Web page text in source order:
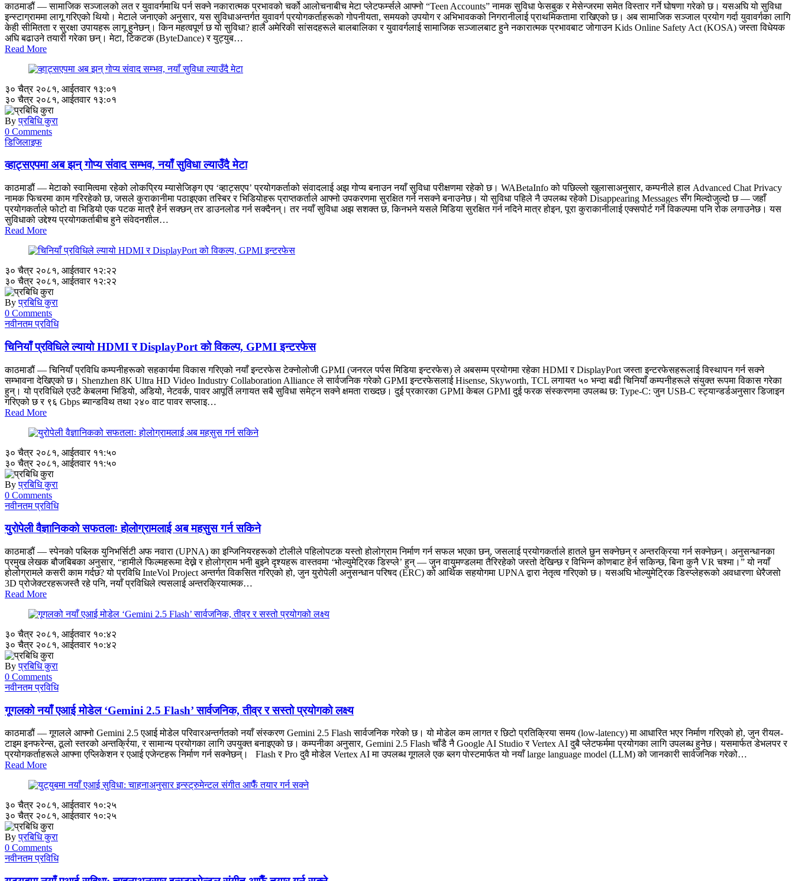
काठमाडौं — सामाजिक सञ्जालको लत र युवावर्गमाथि पर्न सक्ने नकारात्मक प्रभावको चर्को आलोचनाबीच मेटा प्लेटफर्म्सले आफ्नो “Teen Accounts” नामक सुविधा फेसबुक र मेसेन्जरमा समेत विस्तार गर्ने घोषणा गरेको छ। यसअघि यो सुविधा
इन्स्टाग्राममा लागू गरिएको थियो। मेटाले जनाएको अनुसार, यस सुविधाअन्तर्गत युवावर्ग प्रयोगकर्ताहरूको गोपनीयता, समयको उपयोग र अभिभावकको निगरानीलाई प्राथमिकतामा राखिएको छ। अब सामाजिक सञ्जाल प्रयोग गर्दा युवावर्गका लागि
केही सीमितता र सुरक्षा उपायहरू लागू हुनेछन्। किन महत्वपूर्ण छ यो सुविधा? हालै अमेरिकी सांसदहरूले बालबालिका र युवावर्गलाई सामाजिक सञ्जालबाट हुने नकारात्मक प्रभावबाट जोगाउन Kids Online Safety Act (KOSA) जस्ता विधेयक
अघि बढाउने तयारी गरेका छन्। मेटा, टिकटक (ByteDance) र युट्युब…
Read More
३० चैत्र २०८१, आईतवार १३:०१
३० चैत्र २०८१, आईतवार १३:०१
Byप्रबिधि कुरा
0 Comments
डिजिलाइफ
व्हाट्सएपमा अब झन् गोप्य संवाद सम्भव, नयाँ सुविधा ल्याउँदै मेटा
काठमाडौं — मेटाको स्वामित्वमा रहेको लोकप्रिय म्यासेजिङ्ग एप ‘व्हाट्सएप’ प्रयोगकर्ताको संवादलाई अझ गोप्य बनाउन नयाँ सुविधा परीक्षणमा रहेको छ। WABetaInfo को पछिल्लो खुलासाअनुसार, कम्पनीले हाल Advanced Chat Privacy
नामक फिचरमा काम गरिरहेको छ, जसले कुराकानीमा पठाइएका तस्बिर र भिडियोहरू प्राप्तकर्ताले आफ्नो उपकरणमा सुरक्षित गर्न नसक्ने बनाउनेछ। यो सुविधा पहिले नै उपलब्ध रहेको Disappearing Messages सँग मिल्दोजुल्दो छ — जहाँ
प्रयोगकर्ताले फोटो वा भिडियो एक पटक मात्रै हेर्न सक्छन् तर डाउनलोड गर्न सक्दैनन्। तर नयाँ सुविधा अझ सशक्त छ, किनभने यसले मिडिया सुरक्षित गर्न नदिने मात्र होइन, पूरा कुराकानीलाई एक्सपोर्ट गर्ने विकल्पमा पनि रोक लगाउनेछ। यस
सुविधाको उद्देश्य प्रयोगकर्ताबीच हुने संवेदनशील…
Read More
३० चैत्र २०८१, आईतवार १२:२२
३० चैत्र २०८१, आईतवार १२:२२
Byप्रबिधि कुरा
0 Comments
नवीनतम प्रविधि
चिनियाँ प्रविधिले ल्यायो HDMI र DisplayPort को विकल्प, GPMI इन्टरफेस
काठमाडौं — चिनियाँ प्रविधि कम्पनीहरूको सहकार्यमा विकास गरिएको नयाँ इन्टरफेस टेक्नोलोजी GPMI (जनरल पर्पस मिडिया इन्टरफेस) ले अबसम्म प्रयोगमा रहेका HDMI र DisplayPort जस्ता इन्टरफेसहरूलाई विस्थापन गर्न सक्ने
सम्भावना देखिएको छ। Shenzhen 8K Ultra HD Video Industry Collaboration Alliance ले सार्वजनिक गरेको GPMI इन्टरफेसलाई Hisense, Skyworth, TCL लगायत ५० भन्दा बढी चिनियाँ कम्पनीहरूले संयुक्त रूपमा विकास गरेका
हुन्। यो प्रविधिले एउटै केबलमा भिडियो, अडियो, नेटवर्क, पावर आपूर्ति लगायत सबै सुविधा समेट्न सक्ने क्षमता राख्दछ। दुई प्रकारका GPMI केबल GPMI दुई फरक संस्करणमा उपलब्ध छ: Type-C: जुन USB-C स्ट्यान्डर्डअनुसार डिजाइन
गरिएको छ र ९६ Gbps ब्यान्डविथ तथा २४० वाट पावर सप्लाइ…
Read More
३० चैत्र २०८१, आईतवार ११:५०
३० चैत्र २०८१, आईतवार ११:५०
Byप्रबिधि कुरा
0 Comments
नवीनतम प्रविधि
युरोपेली वैज्ञानिकको सफतलाः होलोग्रामलाई अब महसुस गर्न सकिने
काठमाडौं — स्पेनको पब्लिक युनिभर्सिटी अफ नवारा (UPNA) का इन्जिनियरहरूको टोलीले पहिलोपटक यस्तो होलोग्राम निर्माण गर्न सफल भएका छन्, जसलाई प्रयोगकर्ताले हातले छुन सक्नेछन् र अन्तरक्रिया गर्न सक्नेछन्। अनुसन्धानका
प्रमुख लेखक बौजबिबका अनुसार, “हामीले फिल्महरूमा देख्ने र होलोग्राम भनी बुझ्ने दृश्यहरू वास्तवमा ‘भोल्युमेट्रिक डिस्प्ले’ हुन् — जुन वायुमण्डलमा तैरिरहेको जस्तो देखिन्छ र विभिन्न कोणबाट हेर्न सकिन्छ, बिना कुनै VR चश्मा।” यो नयाँ
होलोग्रामले कसरी काम गर्दछ? यो प्रविधि InteVol Project अन्तर्गत विकसित गरिएको हो, जुन युरोपेली अनुसन्धान परिषद (ERC) को आर्थिक सहयोगमा UPNA द्वारा नेतृत्व गरिएको छ। यसअघि भोल्युमेट्रिक डिस्प्लेहरूको अवधारणा धेरैजसो
3D प्रोजेक्टरहरूजस्तै रहे पनि, नयाँ प्रविधिले त्यसलाई अन्तरक्रियात्मक…
Read More
३० चैत्र २०८१, आईतवार १०:४२
३० चैत्र २०८१, आईतवार १०:४२
Byप्रबिधि कुरा
0 Comments
नवीनतम प्रविधि
गूगलको नयाँ एआई मोडेल ‘Gemini 2.5 Flash’ सार्वजनिक, तीव्र र सस्तो प्रयोगको लक्ष्य
काठमाडौं — गूगलले आफ्नो Gemini 2.5 एआई मोडेल परिवारअन्तर्गतको नयाँ संस्करण Gemini 2.5 Flash सार्वजनिक गरेको छ। यो मोडेल कम लागत र छिटो प्रतिक्रिया समय (low-latency) मा आधारित भएर निर्माण गरिएको हो, जुन रीयल-
टाइम इनफरेन्स, ठूलो स्तरको अन्तर्क्रिया, र सामान्य प्रयोगका लागि उपयुक्त बनाइएको छ। कम्पनीका अनुसार, Gemini 2.5 Flash चाँडै नै Google AI Studio र Vertex AI दुबै प्लेटफर्ममा प्रयोगका लागि उपलब्ध हुनेछ। यसमार्फत डेभलपर र
प्रयोगकर्ताहरूले आफ्ना एप्लिकेशन र एआई एजेन्टहरू निर्माण गर्न सक्नेछन्। Flash र Pro दुवै मोडेल Vertex AI मा उपलब्ध गूगलले एक ब्लग पोस्टमार्फत यो नयाँ large language model (LLM) को जानकारी सार्वजनिक गरेको…
Read More
३० चैत्र २०८१, आईतवार १०:२५
३० चैत्र २०८१, आईतवार १०:२५
Byप्रबिधि कुरा
0 Comments
नवीनतम प्रविधि